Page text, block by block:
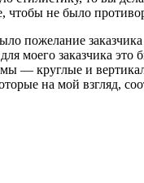
чтобы не было
пожелание
моего заказчика это
круглые и
на мой взгляд,